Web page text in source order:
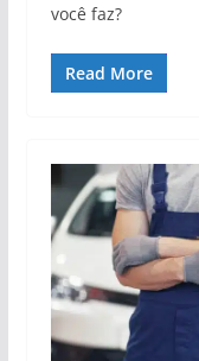
você faz?
Read More